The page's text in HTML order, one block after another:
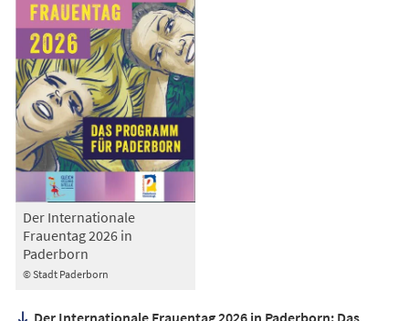
© Stadt Paderborn
Der Internationale
Frauentag 2026 in
Paderborn